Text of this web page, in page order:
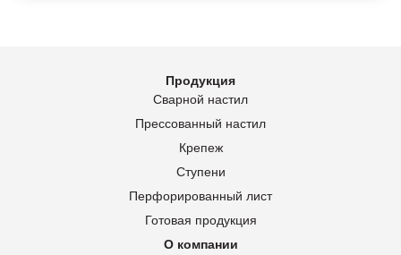
Продукция
Сварной настил
Прессованный настил
Крепеж
Ступени
Перфорированный лист
Готовая продукция
О компании